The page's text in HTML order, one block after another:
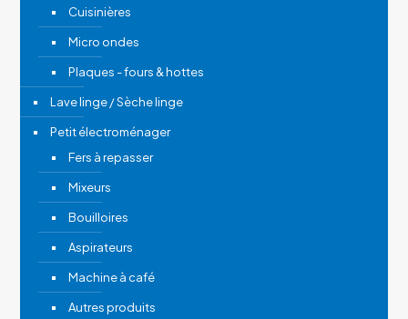
Cuisinières
Micro ondes
Plaques - fours & hottes
Lave linge / Sèche linge
Petit électroménager
Fers à repasser
Mixeurs
Bouilloires
Aspirateurs
Machine à café
Autres produits